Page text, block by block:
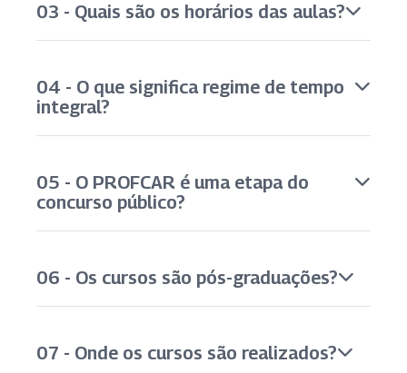
03 - Quais são os horários das aulas?
04 - O que significa regime de tempo
integral?
05 - O PROFCAR é uma etapa do
concurso público?
06 - Os cursos são pós-graduações?
07 - Onde os cursos são realizados?